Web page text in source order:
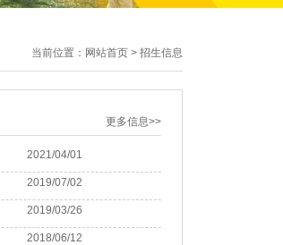
当前位置：网站首页 > 招生信息
更多信息>>
2021/04/01
2019/07/02
2019/03/26
2018/06/12